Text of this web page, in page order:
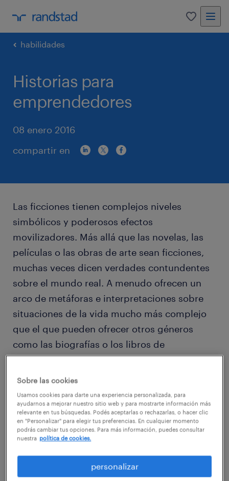
0
habilidades
Historias para
emprendedores
08 enero 2016
compartir en
Las ficciones tienen complejos niveles
simbólicos y poderosos efectos
movilizadores. Más allá que las novelas, las
películas o las obras de arte sean ficciones,
muchas veces dicen verdades contundentes
sobre el mundo real. A menudo ofrecen un
arco de metáforas e interpretaciones sobre
situaciones de la vida mucho más complejo
que el que pueden ofrecer otros géneros
como las biografías o los libros de
autoayuda.
Si bien en el mundo de los emprendedores la
biografía de Steve Jobs resulta casi una
lectura obligatoria, no hay que perder de
vista que hay en muchas ficciones historias,
los líderes con proyectos en ciernes.
Sobre las cookies
Usamos cookies para darte una experiencia personalizada, para
ayudarnos a mejorar nuestro sitio web y para mostrarte información más
relevante en tus búsquedas. Podés aceptarlas o rechazarlas, o hacer clic
en "Personalizar" para elegir tus preferencias. En cualquier momento
podrás cambiar tus opciones. Para más información, puedes consultar
nuestra política de cookies.
personalizar